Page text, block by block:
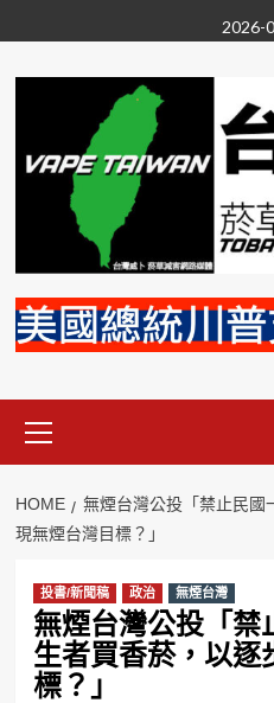
to
content
2026-
Menu
HOME
無煙台灣公投「禁止民國
現無煙台灣目標？」
投書/新聞稿 政治 無煙台灣
無煙台灣公投「禁
生者買香菸，以逐
標？」